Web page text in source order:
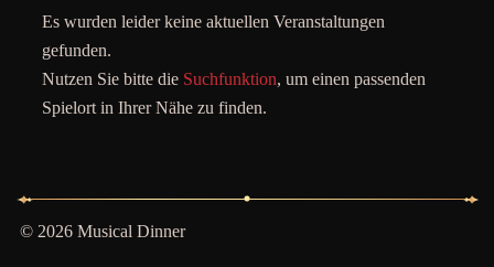
Es wurden leider keine aktuellen Veranstaltungen
gefunden.
Nutzen Sie bitte die Suchfunktion, um einen passenden
Spielort in Ihrer Nähe zu finden.
© 2026 Musical Dinner